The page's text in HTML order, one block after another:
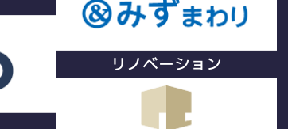
リノベーション